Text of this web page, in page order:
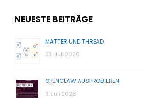
NEUESTE BEITRÄGE
MATTER UND THREAD
23. Juli 2026
OPENCLAW AUSPROBIEREN
3. Juli 2026